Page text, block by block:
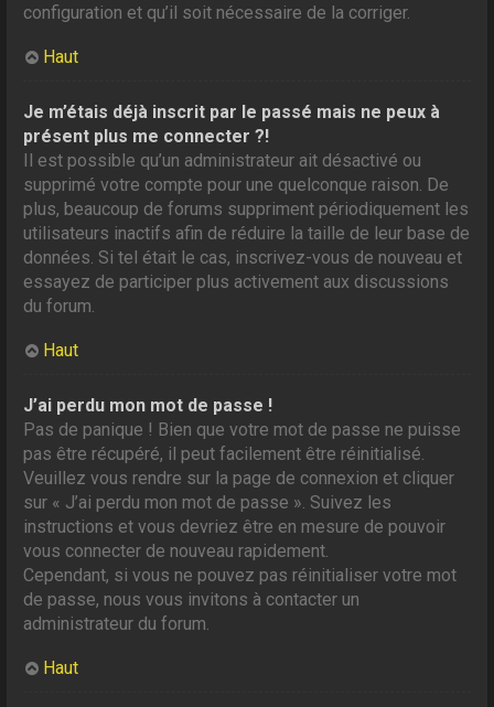
configuration et qu’il soit nécessaire de la corriger.
Haut
Je m’étais déjà inscrit par le passé mais ne peux à
présent plus me connecter ?!
Il est possible qu’un administrateur ait désactivé ou
supprimé votre compte pour une quelconque raison. De
plus, beaucoup de forums suppriment périodiquement les
utilisateurs inactifs afin de réduire la taille de leur base de
données. Si tel était le cas, inscrivez-vous de nouveau et
essayez de participer plus activement aux discussions
du forum.
Haut
J’ai perdu mon mot de passe !
Pas de panique ! Bien que votre mot de passe ne puisse
pas être récupéré, il peut facilement être réinitialisé.
Veuillez vous rendre sur la page de connexion et cliquer
sur « J’ai perdu mon mot de passe ». Suivez les
instructions et vous devriez être en mesure de pouvoir
vous connecter de nouveau rapidement.
Cependant, si vous ne pouvez pas réinitialiser votre mot
de passe, nous vous invitons à contacter un
administrateur du forum.
Haut